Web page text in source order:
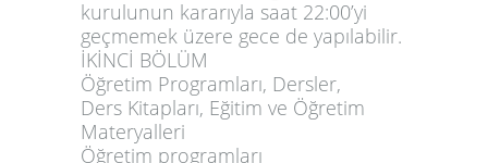
kurulunun kararıyla saat 22:00’yi
geçmemek üzere gece de yapılabilir.
İKİNCİ BÖLÜM
Öğretim Programları, Dersler,
Ders Kitapları, Eğitim ve Öğretim
Materyalleri
Öğretim programları